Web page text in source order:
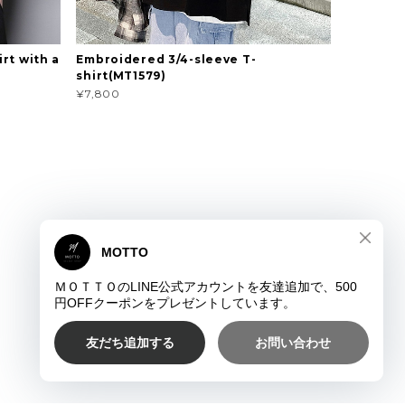
with a
Embroidered 3/4-sleeve T-
shirt(MT1579)
¥7,800